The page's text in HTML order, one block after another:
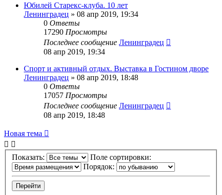
Юбилей Старекс-клуба. 10 лет
Ленинградец » 08 апр 2019, 19:34
0 Ответы
17290 Просмотры
Последнее сообщение Ленинградец
08 апр 2019, 19:34
Спорт и активный отдых. Выставка в Гостином дворе
Ленинградец » 08 апр 2019, 18:48
0 Ответы
17057 Просмотры
Последнее сообщение Ленинградец
08 апр 2019, 18:48
Новая тема
Показать:
Поле сортировки:
Порядок: